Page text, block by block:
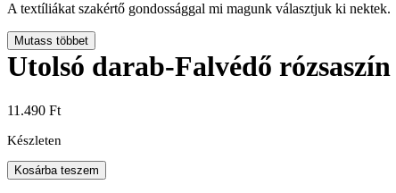
A textíliákat szakértő gondossággal mi magunk választjuk ki nektek.
Mutass többet
Utolsó darab-Falvédő
11.490 Ft
Készleten
Utolsó
darab-
Kosárba teszem